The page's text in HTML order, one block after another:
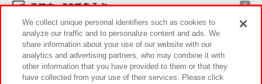
スマホ・PCであそぶ
イベント・キャンペーン
We collect unique personal identifiers such as cookies to
analyze our traffic and to personalize content and ads. We
share information about your use of our website with our
analytics and advertising partners, who may combine it with
other information that you have provided to them or that they
have collected from your use of their services. Please click